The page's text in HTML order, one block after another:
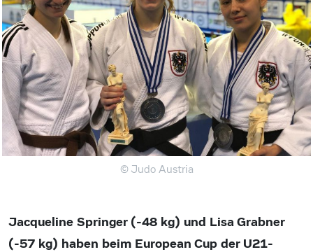
© Judo Austria
Jacqueline Springer (-48 kg) und Lisa Grabner
(-57 kg) haben beim European Cup der U21-